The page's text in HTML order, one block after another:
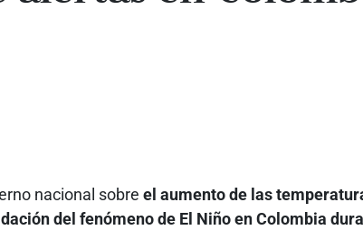
nacional sobre el aumento de las
del fenómeno de El Niño en Colombia